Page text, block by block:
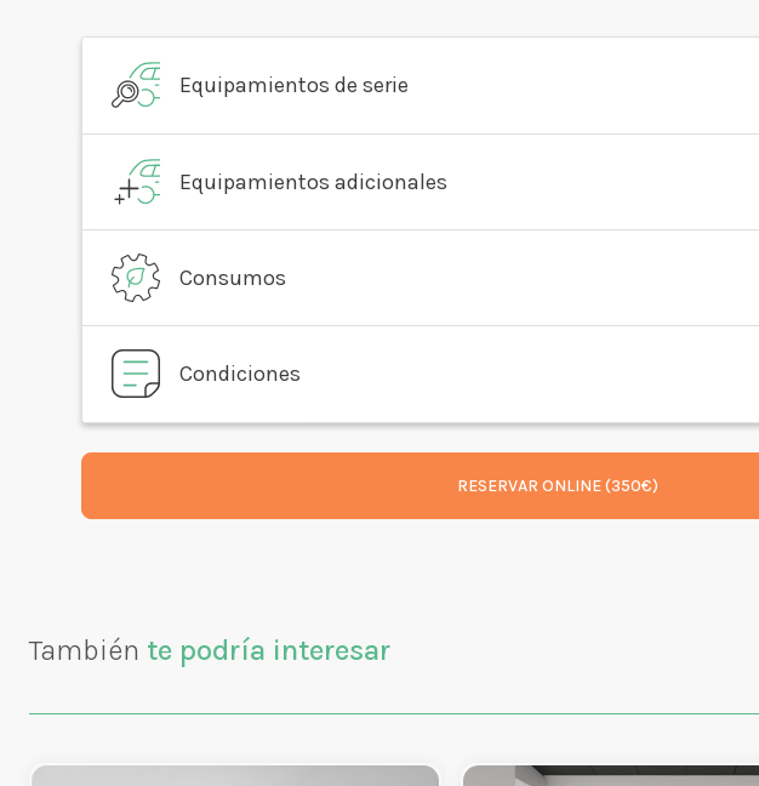
Equipamientos de serie
Equipamientos adicionales
Consumos
Condiciones
RESERVAR ONLINE (350€)
También te podría interesar